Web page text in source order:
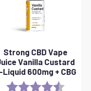
Strong CBD Vape
Vanilla Custard
Liquid 600mg + CBG
Rating: 4.6 out